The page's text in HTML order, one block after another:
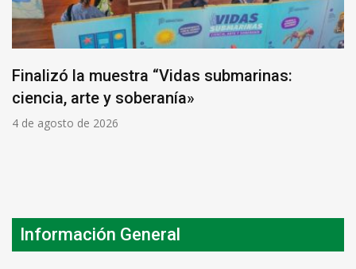
Finalizó la muestra “Vidas submarinas:
ciencia, arte y soberanía»
4 de agosto de 2026
Información General